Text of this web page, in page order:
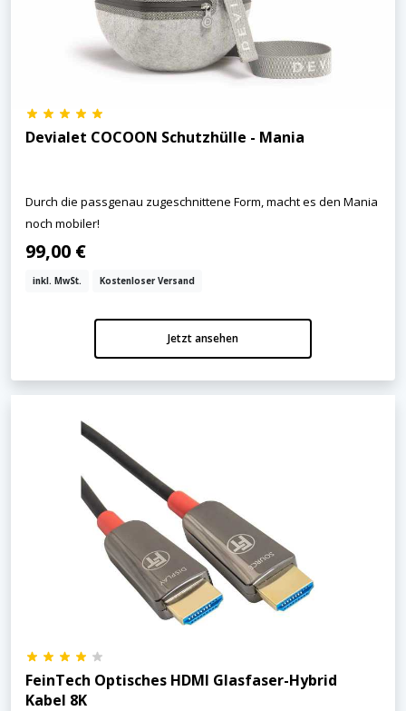
Devialet COCOON Schutzhülle - Mania
Durch die passgenau zugeschnittene Form, macht es den Mania
noch mobiler!
99,00 €
inkl. MwSt. Kostenloser Versand
Jetzt ansehen
FeinTech Optisches HDMI Glasfaser-Hybrid
Kabel 8K